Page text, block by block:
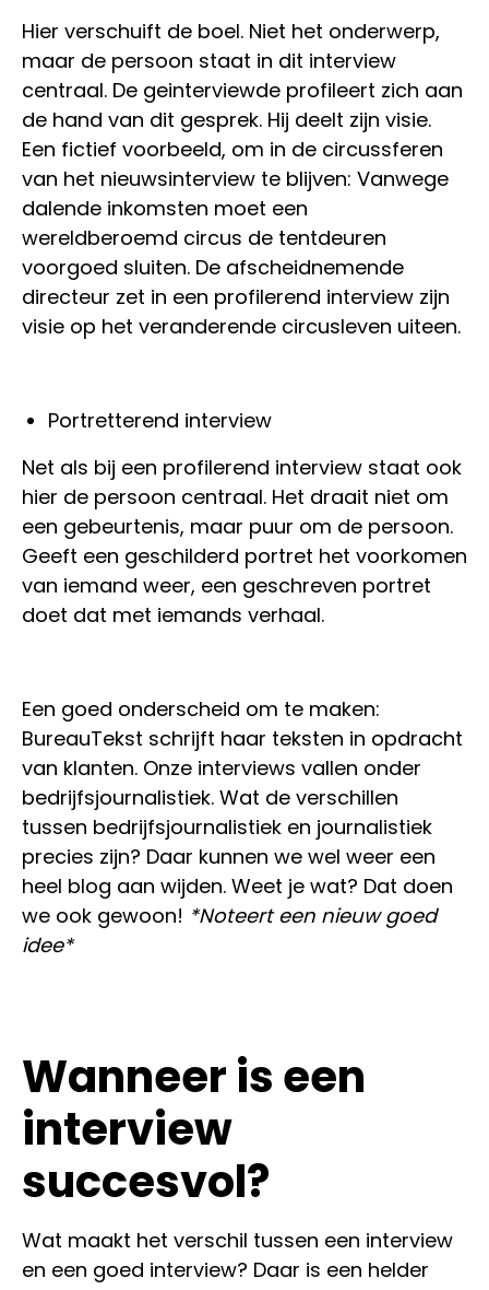
Hier verschuift de boel. Niet het onderwerp,
maar de persoon staat in dit interview
centraal. De geinterviewde profileert zich aan
de hand van dit gesprek. Hij deelt zijn visie.
Een fictief voorbeeld, om in de circussferen
van het nieuwsinterview te blijven: Vanwege
dalende inkomsten moet een
wereldberoemd circus de tentdeuren
voorgoed sluiten. De afscheidnemende
directeur zet in een profilerend interview zijn
visie op het veranderende circusleven uiteen.
Portretterend interview
Net als bij een profilerend interview staat ook
hier de persoon centraal. Het draait niet om
een gebeurtenis, maar puur om de persoon.
Geeft een geschilderd portret het voorkomen
van iemand weer, een geschreven portret
doet dat met iemands verhaal.
Een goed onderscheid om te maken:
BureauTekst schrijft haar teksten in opdracht
van klanten. Onze interviews vallen onder
bedrijfsjournalistiek. Wat de verschillen
tussen bedrijfsjournalistiek en journalistiek
precies zijn? Daar kunnen we wel weer een
heel blog aan wijden. Weet je wat? Dat doen
we ook gewoon! *Noteert een nieuw goed
idee*
Wanneer is een
interview
succesvol?
Wat maakt het verschil tussen een interview
en een goed interview? Daar is een helder